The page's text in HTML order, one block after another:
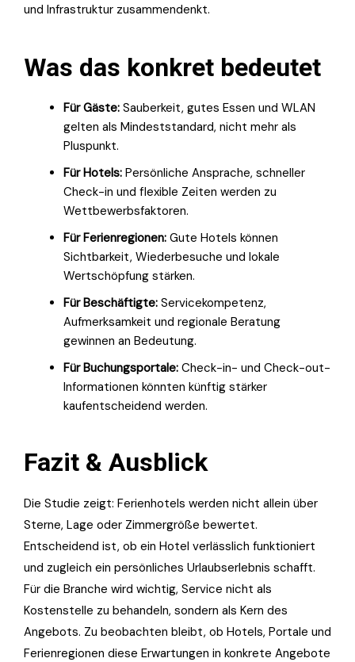
und Infrastruktur zusammendenkt.
Was das konkret bedeutet
Für Gäste: Sauberkeit, gutes Essen und WLAN
gelten als Mindeststandard, nicht mehr als
Pluspunkt.
Für Hotels: Persönliche Ansprache, schneller
Check-in und flexible Zeiten werden zu
Wettbewerbsfaktoren.
Für Ferienregionen: Gute Hotels können
Sichtbarkeit, Wiederbesuche und lokale
Wertschöpfung stärken.
Für Beschäftigte: Servicekompetenz,
Aufmerksamkeit und regionale Beratung
gewinnen an Bedeutung.
Für Buchungsportale: Check-in- und Check-out-
Informationen könnten künftig stärker
kaufentscheidend werden.
Fazit & Ausblick
Die Studie zeigt: Ferienhotels werden nicht allein über
Sterne, Lage oder Zimmergröße bewertet.
Entscheidend ist, ob ein Hotel verlässlich funktioniert
und zugleich ein persönliches Urlaubserlebnis schafft.
Für die Branche wird wichtig, Service nicht als
Kostenstelle zu behandeln, sondern als Kern des
Angebots. Zu beobachten bleibt, ob Hotels, Portale und
Ferienregionen diese Erwartungen in konkrete Angebote